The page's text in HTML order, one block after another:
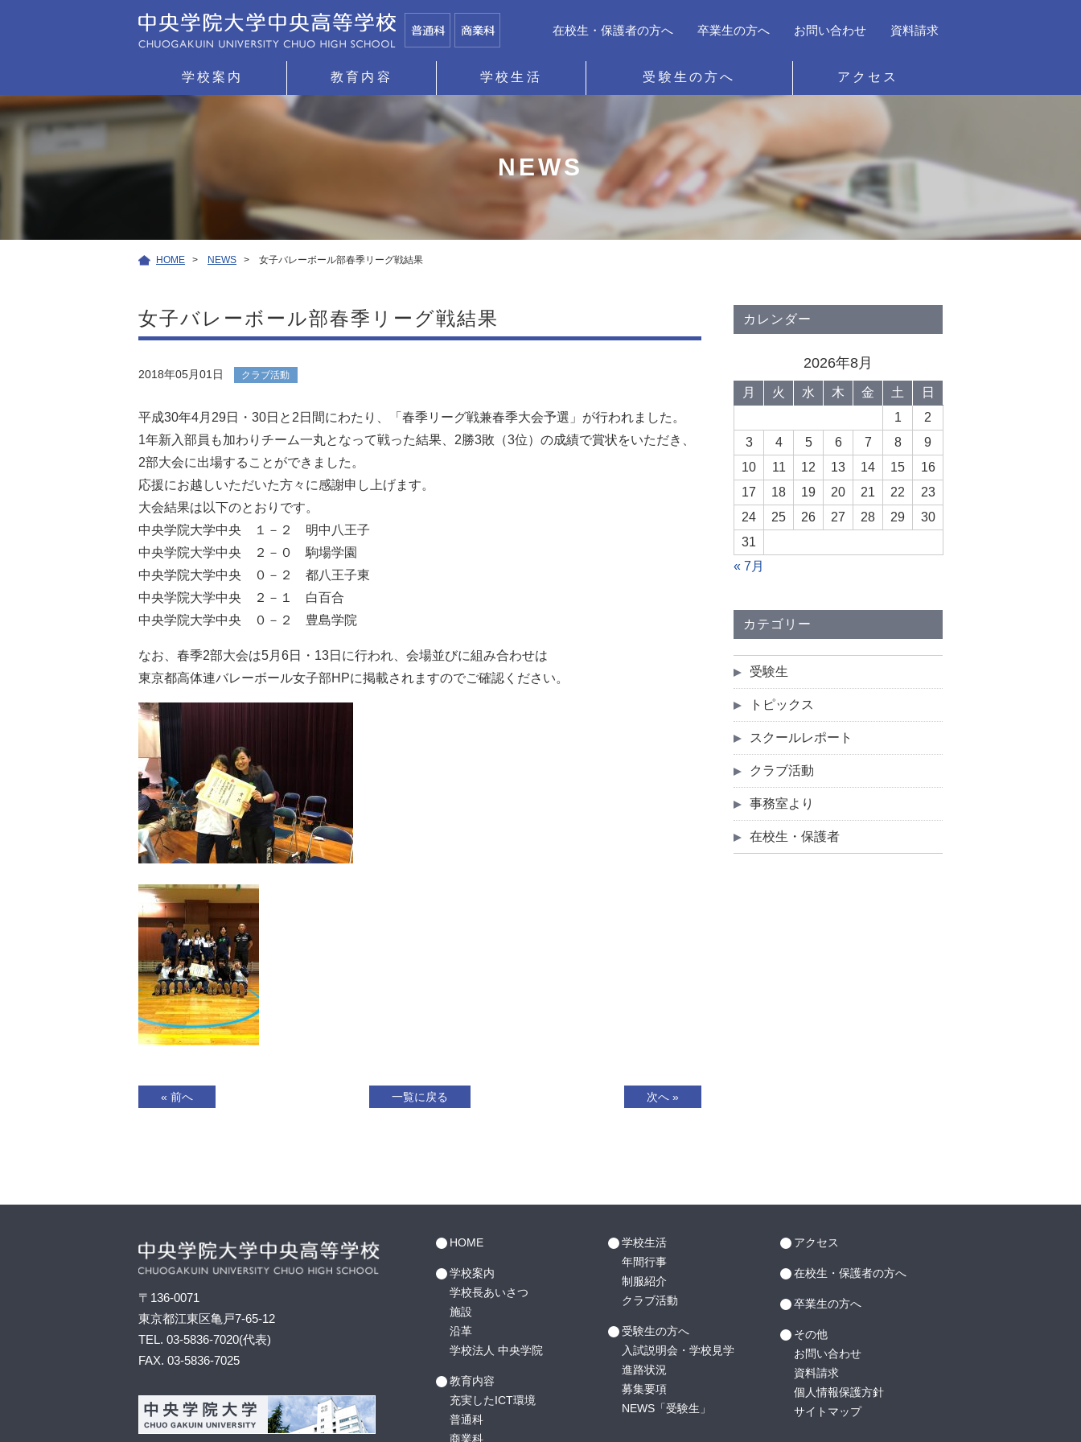
在校生・保護者の方へ 卒業生の方へ お問い合わせ 資料請求
学校案内 教育内容 学校生活 受験生の方へ アクセス
NEWS
HOME NEWS 女子バレーボール部春季リーグ戦結果
女子バレーボール部春季リーグ戦結果
2018年05月01日 クラブ活動
平成30年4月29日・30日と2日間にわたり、「春季リーグ戦兼春季大会予選」が行われました。
1年新入部員も加わりチーム一丸となって戦った結果、2勝3敗（3位）の成績で賞状をいただき、
2部大会に出場することができました。
応援にお越しいただいた方々に感謝申し上げます。
大会結果は以下のとおりです。
中央学院大学中央 １－２ 明中八王子
中央学院大学中央 ２－０ 駒場学園
中央学院大学中央 ０－２ 都八王子東
中央学院大学中央 ２－１ 白百合
中央学院大学中央 ０－２ 豊島学院
なお、春季2部大会は5月6日・13日に行われ、会場並びに組み合わせは
東京都高体連バレーボール女子部HPに掲載されますのでご確認ください。
« 前へ 一覧に戻る 次へ »
カレンダー
2026年8月
月 火 水 木 金 土
日
1
2
3
4 5 6 7 8
9
10
11 12 13 14 15
16
17
18 19 20 21 22
23
24
25 26 27 28 29
30
31
« 7月
カテゴリー
受験生
トピックス
スクールレポート
クラブ活動
事務室より
在校生・保護者
HOME
学校案内
学校長あいさつ
施設
沿革
学校法人 中央学院
教育内容
充実したICT環境
普通科
商業科
学校生活
年間行事
制服紹介
クラブ活動
受験生の方へ
入試説明会・学校見学
進路状況
募集要項
NEWS「受験生」
アクセス
在校生・保護者の方へ
卒業生の方へ
その他
お問い合わせ
資料請求
個人情報保護方針
サイトマップ
〒136-0071
東京都江東区亀戸7-65-12
TEL. 03-5836-7020(代表)
FAX. 03-5836-7025